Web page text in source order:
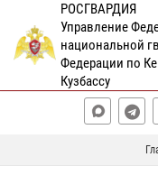
РОСГВАРДИЯ
Управление
национальной
Федерации по
Кузбассу